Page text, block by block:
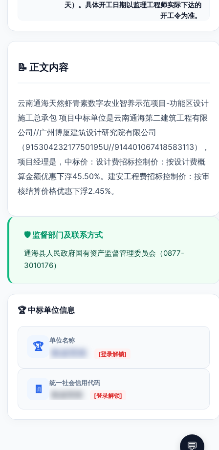
天）。具体开工日期以监理工程师实际下达的
开工令为准。
📝 正文内容
云南通海天然虾青素数字农业智养示范项目-功能区设计
施工总承包 项目中标单位是云南通海第二建筑工程有限
公司//广州博厦建筑设计研究院有限公司
（91530423217750195U//914401067418583113），
项目经理是，中标价：设计费招标控制价：按设计费概
算金额优惠下浮45.50%。建安工程费招标控制价：按审
核结算价格优惠下浮2.45%。
🛡️ 监督部门及联系方式
通海县人民政府国有资产监督管理委员会（0877-
3010176）
🏆 中标单位信息
🏆
单位名称
数据受限 [登录解锁]
🧾
统一社会信用代码
数据受限 [登录解锁]
💬